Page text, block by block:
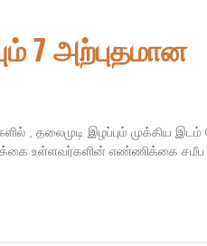
7 அற்புதமான
, தலைமுடி இழப்பும் முக்கிய இடம்
உள்ளவர்களின் எண்ணிக்கை சமீப